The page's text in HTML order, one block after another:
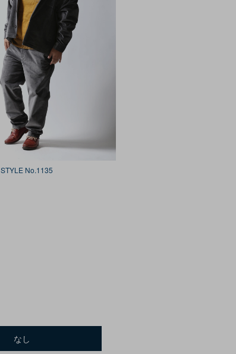
STYLE No.1135
なし